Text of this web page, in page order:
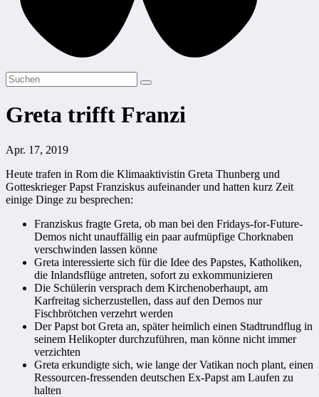
Greta trifft Franzi
Apr. 17, 2019
Heute trafen in Rom die Klimaaktivistin Greta Thunberg und
Gotteskrieger Papst Franziskus aufeinander und hatten kurz Zeit
einige Dinge zu besprechen:
Franziskus fragte Greta, ob man bei den Fridays-for-Future-
Demos nicht unauffällig ein paar aufmüpfige Chorknaben
verschwinden lassen könne
Greta interessierte sich für die Idee des Papstes, Katholiken,
die Inlandsflüge antreten, sofort zu exkommunizieren
Die Schülerin versprach dem Kirchenoberhaupt, am
Karfreitag sicherzustellen, dass auf den Demos nur
Fischbrötchen verzehrt werden
Der Papst bot Greta an, später heimlich einen Stadtrundflug in
seinem Helikopter durchzuführen, man könne nicht immer
verzichten
Greta erkundigte sich, wie lange der Vatikan noch plant, einen
Ressourcen-fressenden deutschen Ex-Papst am Laufen zu
halten